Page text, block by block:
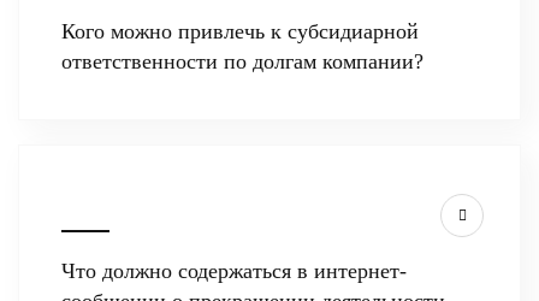
Кого можно привлечь к субсидиарной
ответственности по долгам компании?
Что должно содержаться в интернет-